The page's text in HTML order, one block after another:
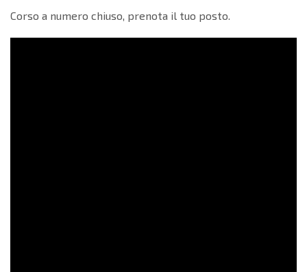
Corso a numero chiuso, prenota il tuo posto.